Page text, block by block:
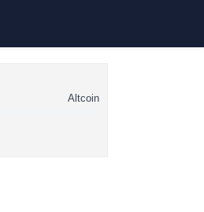
Altcoin